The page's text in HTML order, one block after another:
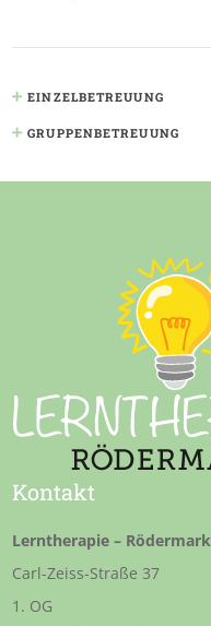
EINZELBETREUUNG
GRUPPENBETREUUNG
Kontakt
Lerntherapie – Rödermark
Carl-Zeiss-Straße 37
1. OG